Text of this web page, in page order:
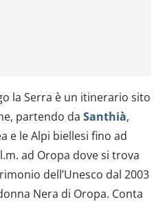
la Serra è un itinerario sito
partendo da Santhià,
e le Alpi biellesi fino ad
ad Oropa dove si trova
dell’Unesco dal 2003
Nera di Oropa. Conta